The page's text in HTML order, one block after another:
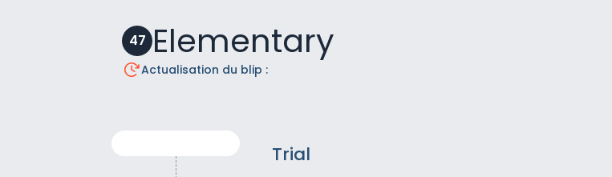
47 Elementary
Actualisation du blip :
Trial